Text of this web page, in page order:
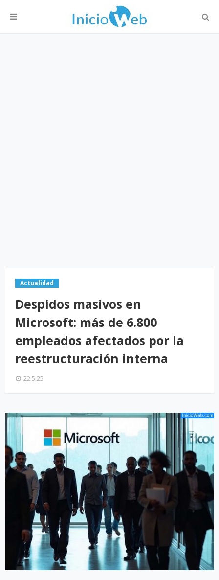
Actualidad
Despidos masivos en
Microsoft: más de 6.800
empleados afectados por la
reestructuración interna
22.5.25